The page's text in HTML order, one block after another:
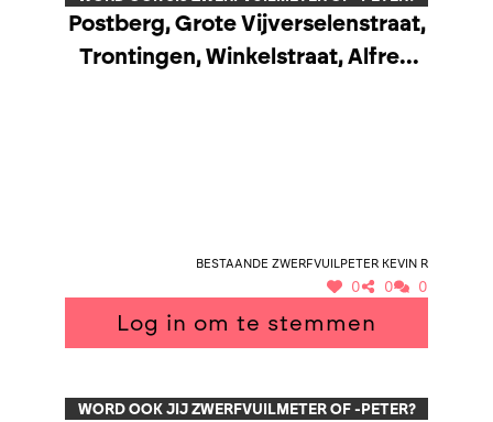
Postberg, Grote Vijverselenstraat,
Trontingen, Winkelstraat, Alfred
Bestaande zwerfvuilpeter Kevin R
0 0 0
Log in om te stemmen
WORD OOK JIJ ZWERFVUILMETER OF -PETER?